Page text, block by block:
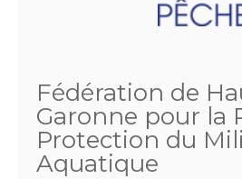
Fédération de
Garonne pour la
Protection du
Aquatique